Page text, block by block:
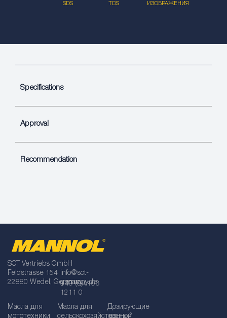
SDS TDS ИЗОБРАЖЕНИЯ
Specifications
Approval
Recommendation
SCT Vertriebs GmbH
Feldstrasse 154
22880 Wedel, Germany
info@sct-
germany.de
+49 (0)4103
1211 0
Масла для
мототехники
Масла для
сельскохозяйственной
Дозирующие
краны /